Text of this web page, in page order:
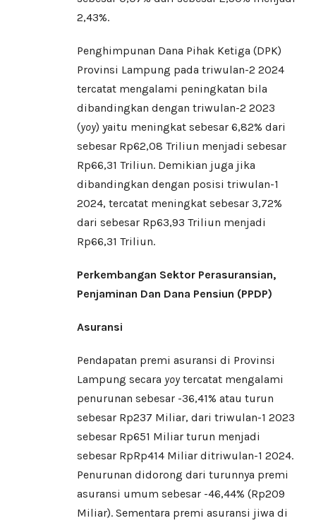
2,43%.
Penghimpunan Dana Pihak Ketiga (DPK)
Provinsi Lampung pada triwulan-2 2024
tercatat mengalami peningkatan bila
dibandingkan dengan triwulan-2 2023
(yoy) yaitu meningkat sebesar 6,82% dari
sebesar Rp62,08 Triliun menjadi sebesar
Rp66,31 Triliun. Demikian juga jika
dibandingkan dengan posisi triwulan-1
2024, tercatat meningkat sebesar 3,72%
dari sebesar Rp63,93 Triliun menjadi
Rp66,31 Triliun.
Perkembangan Sektor Perasuransian,
Penjaminan Dan Dana Pensiun (PPDP)
Asuransi
Pendapatan premi asuransi di Provinsi
Lampung secara yoytercatat mengalami
penurunan sebesar -36,41% atau turun
sebesar Rp237 Miliar, dari triwulan-1 2023
sebesar Rp651 Miliar turun menjadi
sebesar RpRp414 Miliar ditriwulan-1 2024.
Penurunan didorong dari turunnya premi
asuransi umum sebesar -46,44% (Rp209
Miliar). Sementara premi asuransi jiwa di